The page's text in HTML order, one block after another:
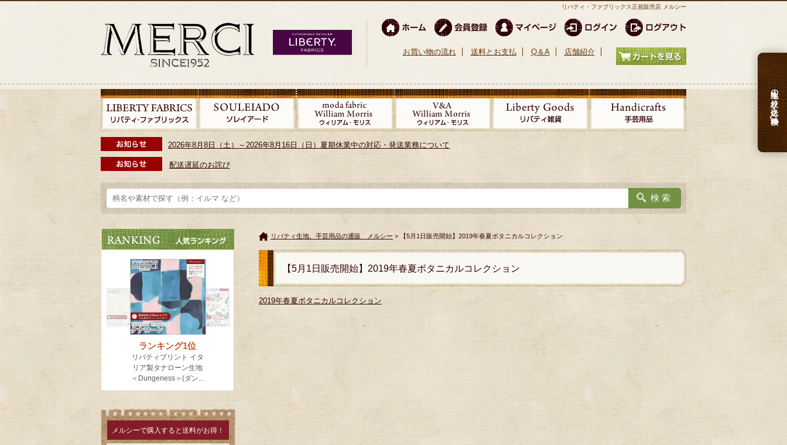
リバティ・ファブリックス正規販売店 メルシー
お買い物の流れ 送料とお支払 Q＆A 店舗紹介
2026年8月8日（土）～2026年8月16日（日）夏期休業中の対応・発送業務について
配送遅延のお詫び
生地の絞り込み検索
メルシーで購入すると送料がお得！
リバティ生地、手芸用品の通販 メルシー > 【5月1日販売開始】2019年春夏ボタニカルコレクション
【5月1日販売開始】2019年春夏ボタニカルコレクション
2019年春夏ボタニカルコレクション